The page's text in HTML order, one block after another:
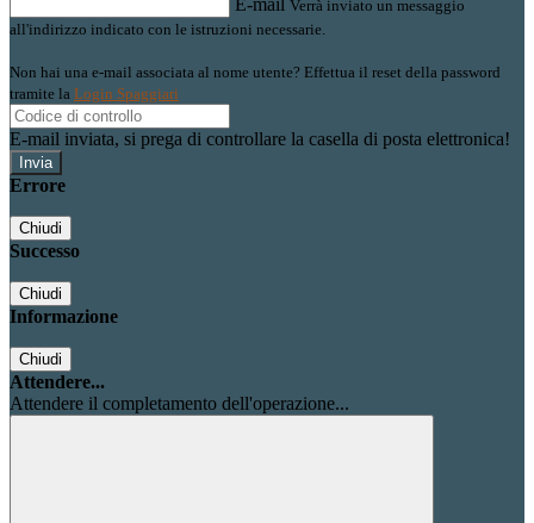
E-mail Verrà inviato un messaggio
all'indirizzo indicato con le istruzioni necessarie.
Non hai una e-mail associata al nome utente? Effettua il reset della password
tramite la Login Spaggiari
E-mail inviata, si prega di controllare la casella di posta elettronica!
Errore
Chiudi
Successo
Chiudi
Informazione
Chiudi
Attendere...
Attendere il completamento dell'operazione...